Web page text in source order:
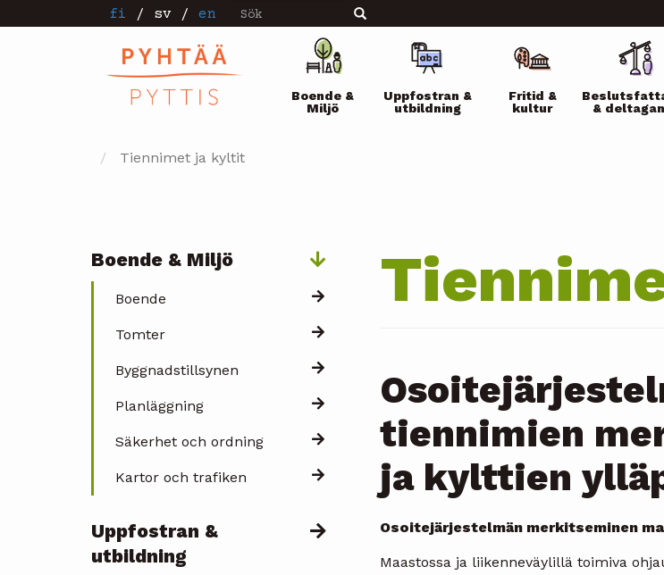
till
fi / sv / en Sök Sök
Päävalikko
Boende &
Miljö
Uppfostran &
utbildning
Fritid &
kultur
&
Tiennimet ja kyltit
Päävalikko
Boende & Miljö
Boende
Tomter
Byggnadstillsynen
Planläggning
Säkerhet och ordning
Kartor och trafiken
Uppfostran &
utbildning
tiennimien
ja kylttien
Osoitejärjestelmän merkitseminen
Maastossa ja liikenneväylillä toimiva